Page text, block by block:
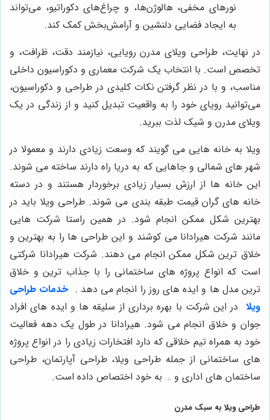
نورهای مخفی، هالوژن‌ها، و چراغ‌های دکوراتیو، می‌تواند
به ایجاد فضایی دلنشین و آرامش‌بخش کمک کند.
در نهایت، طراحی ویلای مدرن رویایی، نیازمند دقت، ظرافت، و
تخصص است. با انتخاب یک شرکت معماری و دکوراسیون داخلی
مناسب، و با در نظر گرفتن نکات کلیدی در طراحی و دکوراسیون،
می‌توانید رویای خود را به واقعیت تبدیل کنید و از زندگی در یک
ویلای مدرن و شیک لذت ببرید.
ویلا به خانه هایی می گویند که وسعت زیادی دارند و معمولا در
شهر های شمالی و جاهایی که به دریا راه دارند ساخته می شوند.
این خانه ها از ارزش بسیار زیادی برخوردار هستند و در دسته
خانه های گران قیمت طبقه بندی می شوند. طراحی ویلا باید در
بهترین شکل ممکن انجام شود. در همین راستا شرکت هایی
مانند شرکت هیرادانا می کوشند و این طراحی ها را به بهترین و
خلاق ترین شکل ممکن انجام می دهند. شرکت هیرادانا شرکتی
است که انواع پروژه های ساختمانی را با جذاب ترین و خلاق
ترین مدل ها و ایده های روز را انجام می دهد . خدمات طراحی
ویلا در این شرکت با بهره برداری از سلیقه ها و ایده های افراد
جوان و خلاق انجام می شود. هیرادانا در طول یک دهه فعالیت
خود به همراه تیم خلاقی که دارد افتخارات زیادی را در انواع پروژه
های ساختمانی از جمله طراحی ویلا، طراحی آپارتمان، طراحی
ساختمان های اداری و … به خود اختصاص داده است.
طراحی ویلا به سبک مدرن